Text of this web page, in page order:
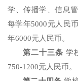
学、传播学、信息
每学年5000元人民
年6000元人民币。
第二十三条 学
750-1200元人民币。